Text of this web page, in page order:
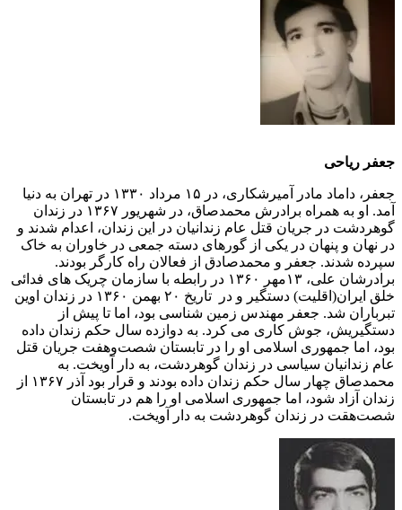
جعفر ریاحی
جعفر، داماد مادر آمیرشکاری، در ١۵ مرداد ١٣٣٠ در تهران به دنیا
آمد. او به همراه برادرش محمدصاق، در شهریور ۱۳۶۷ در زندان
گوهردشت در جریان قتل عام زندانیان در این زندان، اعدام شدند و
در نهان و پنهان در یکی از گورهای دسته جمعی در خاوران به خاک
سپرده شدند. جعفر و محمدصادق از فعالان راه کارگر بودند.
برادرشان علی، ١٣مهر ١٣۶٠ در رابطه با سازمان چریک های فدائی
خلق ایران(اقلیت) دستگیر و در تاریخ ٢٠ بهمن ١٣۶٠ در زندان اوین
تبرباران شد. جعفر مهندس زمین شناسی بود، اما تا پیش از
دستگیریش، جوش کاری می کرد. به دوازده سال حکم زندان داده
بود، اما جمهوری اسلامی او را در تابستان شصت‌وهفت جریان قتل
عام زندانیان سیاسی در زندان گوهردشت، به دار آویخت. به
محمدصاق چهار سال حکم زندان داده بودند و قرار بود آذر ١٣۶٧ از
زندان آزاد شود، اما جمهوری اسلامی او را هم در تابستان
شصت‌هقت در زندان گوهردشت به دار آویخت.